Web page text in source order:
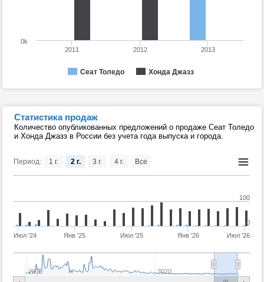
Сеат Толедо Хонда Джазз
2011 2012 2013
0k
Статистика продаж
Количество опубликованных предложений о продаже Сеат Толедо
и Хонда Джазз в России без учета года выпуска и города.
Период:
Июл '24 Янв '25 Июл '25 Янв '26 Июл '26
2010 2020
0
100
1 г. 2 г. 3 г. 4 г. Все